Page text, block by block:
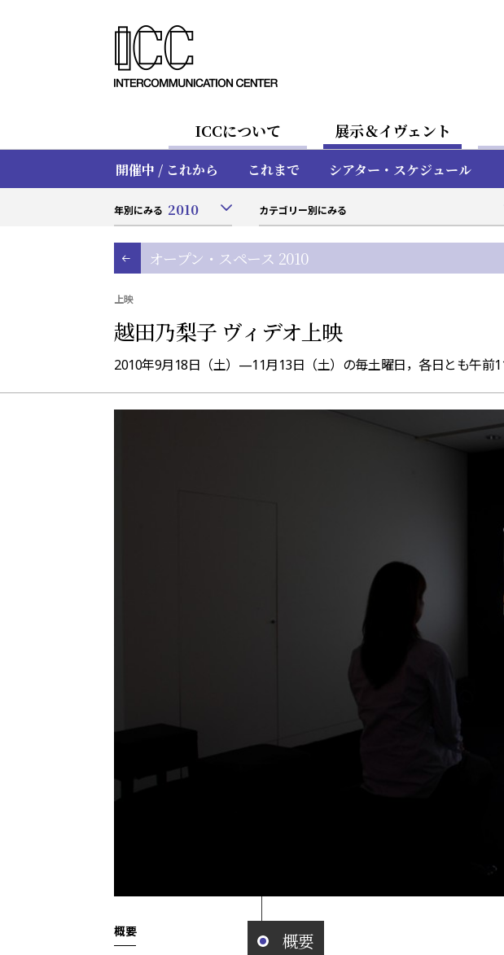
ICCについて 展示＆イヴェント
開催中 / これから これまで シアター・スケジュール
年別にみる 2010 カテゴリー別にみる
オープン・スペース 2010
上映
越田乃梨子 ヴィデオ上映
2010年9月18日（土）—11月13日（土）の毎土曜日，各日とも午前
概要 概要